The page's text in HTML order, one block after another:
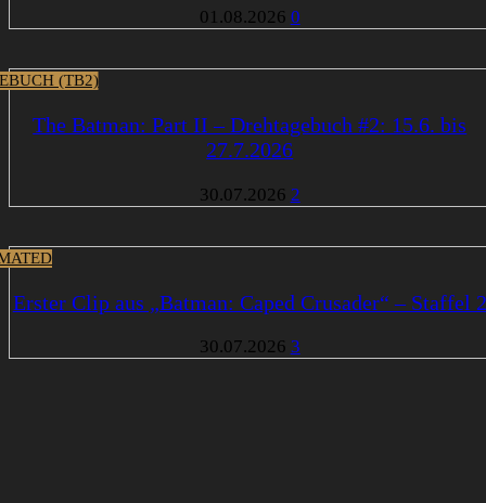
01.08.2026 0
(TB2)
The Batman: Part II – Drehtagebuch #2: 15.6. bis
27.7.2026
30.07.2026 2
Erster Clip aus „Batman: Caped Crusader“ – Staffel 2
30.07.2026 3